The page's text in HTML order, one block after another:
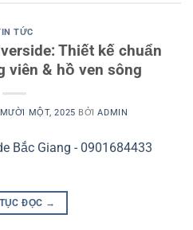
TỨC
Thiết kế chuẩn
viên & hồ ven sông
MỘT, 2025 BỞIADMIN
ĐỌC →